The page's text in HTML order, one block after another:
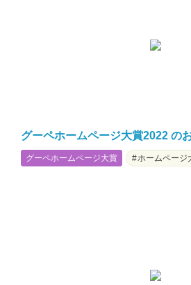
グーペホームページ大賞2022 の
グーペホームページ大賞 ホームページ